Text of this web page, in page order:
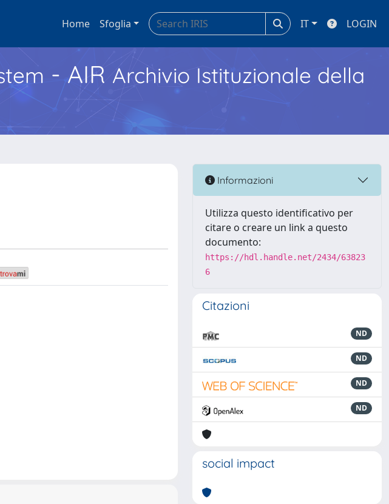
Home Sfoglia IT LOGIN
- AIR Archivio Istituzionale della
Informazioni
Utilizza questo identificativo per
citare o creare un link a questo
documento:
https://hdl.handle.net/2434/63823
6
Citazioni
ND
ND
ND
ND
social impact